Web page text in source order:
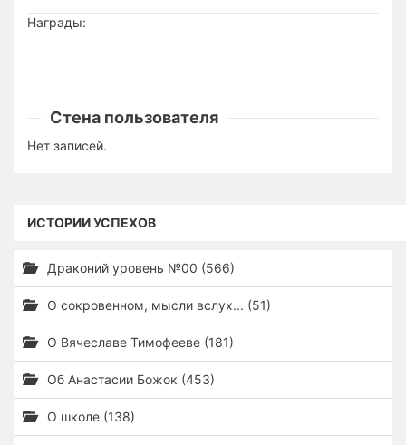
Награды:
Стена пользователя
Нет записей.
ИСТОРИИ УСПЕХОВ
Драконий уровень №00 (566)
О сокровенном, мысли вслух... (51)
О Вячеславе Тимофееве (181)
Об Анастасии Божок (453)
О школе (138)